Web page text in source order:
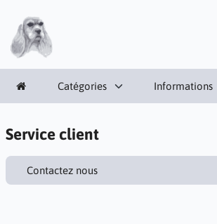
Catégories Informations
Service client
Contactez nous